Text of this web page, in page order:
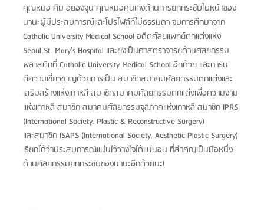
คุณหมอ คิม ฮยองจุน คุณหมอคนเก่งด้านการยกกระชับใบหน้าของ
นานะผู้มีประสบการณ์และโปรไฟล์ที่ไม่ธรรมดา จบการศึกษาจาก
Catholic University Medical School อดีตศัลยแพทย์ตกแต่งแห่ง
Seoul St. Mary's Hospital และยังเป็นศาสตราจารย์ด้านศัลยกรรม
พลาสติกที่ Catholic University Medical School อีกด้วย และการัน
ตีความเชี่ยวชาญด้วยการเป็น สมาชิกสมาคมศัลยกรรมตกแต่งและ
เสริมสร้างแห่งเกาหลี สมาชิกสมาคมศัลยกรรมตกแต่งเพื่อความงาม
แห่งเกาหลี สมาชิก สมาคมศัลยกรรมจุลภาคแห่งเกาหลี สมาชิก IPRS
(International Society, Plastic & Reconstructive Surgery)
และสมาชิก ISAPS (International Society, Aesthetic Plastic Surgery)
เรียกได้ว่าประสบการณ์แน่นไว้วางใจได้แน่นอน ที่สำคัญเป็นมือหนึ่ง
ด้านศัลยกรรมยกกระชับของนานะอีกด้วยนะ!